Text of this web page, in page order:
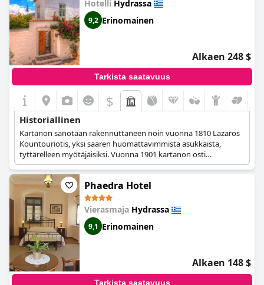
Hotelli Hydrassa
9,2 Erinomainen
Alkaen 248 $
Tarkista saatavuus
$
Historiallinen
Kartanon sanotaan rakennuttaneen noin vuonna 1810 Lazaros
Kountouriotis, yksi saaren huomattavimmista asukkaista,
tyttärelleen myötäjäisiksi. Vuonna 1901 kartanon osti
Kotommatis, silloinen laivanvarustaja ja menestynyt
sienikauppias, jonka nimiin hotelli myös sai nimensä. Hän
matkusti työnsä vuoksi paljon ja toi mukanaan
antiikkihuonekaluja ja taide-esineitä, jotka ovat yhä nykyäänkin
hotellissa ja ovat osa sen omaleimaista tunnelmaa ja viehätystä.
Phaedra Hotel
Vierasmaja Hydrassa
9,1 Erinomainen
Alkaen 148 $
Tarkista saatavuus